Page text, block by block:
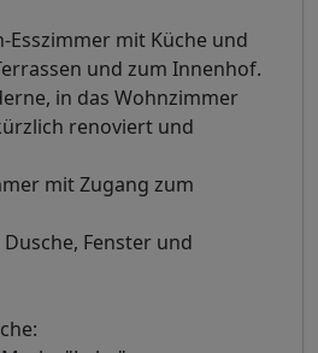
Esszimmer mit Küche und
und zum Innenhof.
in das Wohnzimmer
renoviert und
mit Zugang zum
Fenster und